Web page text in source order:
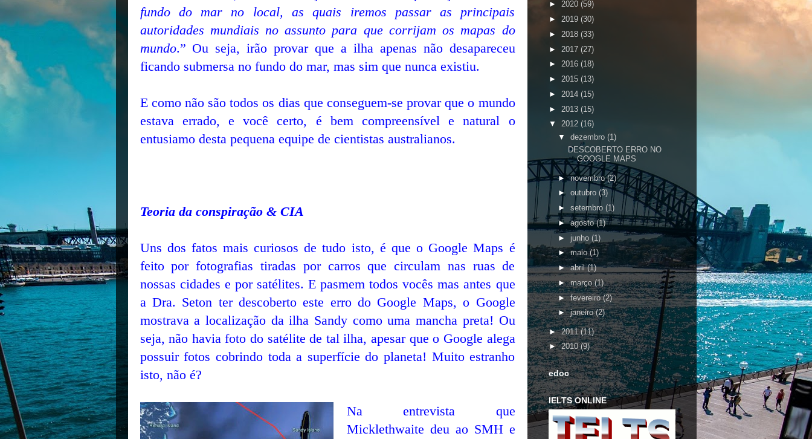
fundo do mar no local, as quais iremos passar as principais
autoridades mundiais no assunto para que corrijam os mapas do
mundo.” Ou seja, irão provar que a ilha apenas não desapareceu
ficando submersa no fundo do mar, mas sim que nunca existiu.
E como não são todos os dias que conseguem-se provar que o mundo
estava errado, e você certo, é bem compreensível e natural o
entusiamo desta pequena equipe de cientistas australianos.
Teoria da conspiração & CIA
Uns dos fatos mais curiosos de tudo isto, é que o Google Maps é
feito por fotografias tiradas por carros que circulam nas ruas de
nossas cidades e por satélites. E pasmem todos vocês mas antes que
a Dra. Seton ter descoberto este erro do Google Maps, o Google
mostrava a localização da ilha Sandy como uma mancha preta! Ou
seja, não havia foto do satélite de tal ilha, apesar que o Google alega
possuir fotos cobrindo toda a superfície do planeta! Muito estranho
isto, não é?
Na entrevista que
Micklethwaite deu ao SMH e
► 2020 (59)
► 2019 (30)
► 2018 (33)
► 2017 (27)
► 2016 (18)
► 2015 (13)
► 2014 (15)
► 2013 (15)
▼ 2012 (16)
▼dezembro(1)
DESCOBERTO ERRO NO
GOOGLE MAPS
►novembro(2)
►outubro(3)
►setembro(1)
►agosto(1)
► junho(1)
►maio(1)
►abril(1)
►março(1)
►fevereiro(2)
►janeiro(2)
►2011(11)
►2010(9)
edoc
IELTS ONLINE